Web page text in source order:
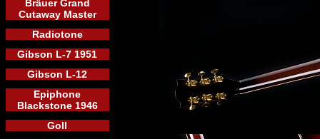
Bräuer Grand
Cutaway Master
Radiotone
Gibson L-7 1951
Gibson L-12
Epiphone
Blackstone 1946
Goll